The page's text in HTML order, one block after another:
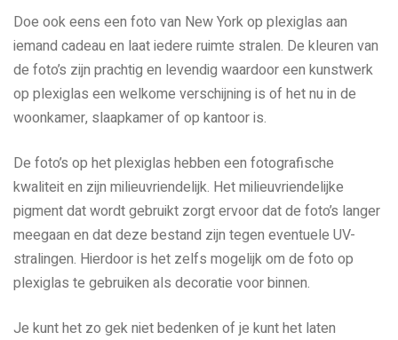
Doe ook eens een foto van New York op plexiglas aan
iemand cadeau en laat iedere ruimte stralen. De kleuren van
de foto’s zijn prachtig en levendig waardoor een kunstwerk
op plexiglas een welkome verschijning is of het nu in de
woonkamer, slaapkamer of op kantoor is.
De foto’s op het plexiglas hebben een fotografische
kwaliteit en zijn milieuvriendelijk. Het milieuvriendelijke
pigment dat wordt gebruikt zorgt ervoor dat de foto’s langer
meegaan en dat deze bestand zijn tegen eventuele UV-
stralingen. Hierdoor is het zelfs mogelijk om de foto op
plexiglas te gebruiken als decoratie voor binnen.
Je kunt het zo gek niet bedenken of je kunt het laten